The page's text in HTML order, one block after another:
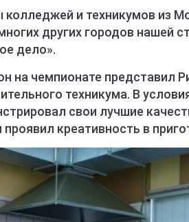
колледжей и техникумов из
других городов нашей
дело».
на чемпионате представил
техникума. В
свои лучшие
проявил креативность в